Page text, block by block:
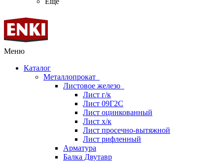
Меню
Каталог
Металлопрокат
Листовое железо
Лист г/к
Лист 09Г2С
Лист оцинкованный
Лист х/к
Лист просечно-вытяжной
Лист рифленный
Арматура
Балка Двутавр